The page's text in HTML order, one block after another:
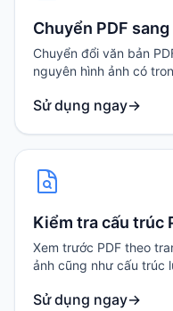
Chuyển PDF
Chuyển đổi văn bản
nguyên hình ảnh có
Sử dụng ngay→
Kiểm tra cấu trúc
Xem trước PDF theo
ảnh cũng như cấu trúc
Sử dụng ngay→